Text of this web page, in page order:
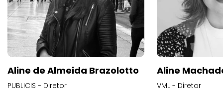
Aline de Almeida Brazolotto
PUBLICIS - Diretor
Aline
VML - Diretor